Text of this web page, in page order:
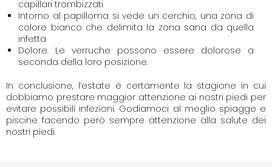
capillari trombizzati
Intorno al papilloma si vede un cerchio, una zona di
colore bianco che delimita la zona sana da quella
infetta
Dolore. Le verruche possono essere dolorose a
seconda della loro posizione.
In conclusione, l’estate è certamente la stagione in cui
dobbiamo prestare maggior attenzione ai nostri piedi per
evitare possibili infezioni. Godiamoci al meglio spiagge e
piscine facendo però sempre attenzione alla salute dei
nostri piedi.